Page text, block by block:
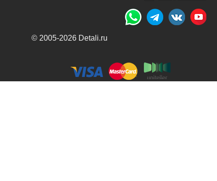
© 2005-2026 Detali.ru